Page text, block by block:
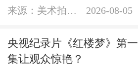
来源：美术拍卖网 2026-08-05
央视纪录片《红楼梦》第一
集让观众惊艳？